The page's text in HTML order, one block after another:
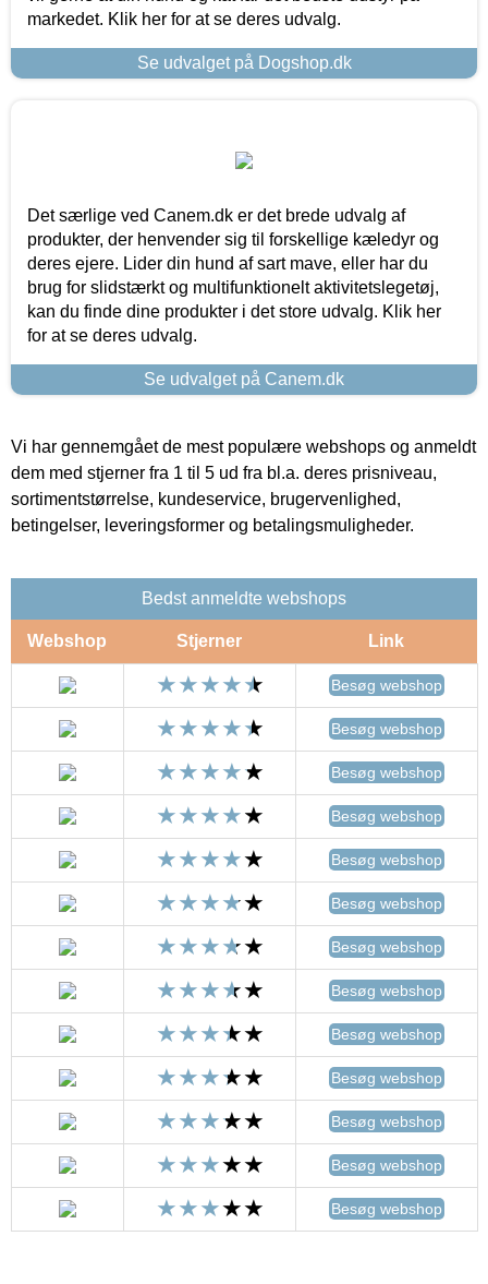
markedet. Klik her for at se deres udvalg.
Se udvalget på Dogshop.dk
Det særlige ved Canem.dk er det brede udvalg af
produkter, der henvender sig til forskellige kæledyr og
deres ejere. Lider din hund af sart mave, eller har du
brug for slidstærkt og multifunktionelt aktivitetslegetøj,
kan du finde dine produkter i det store udvalg. Klik her
for at se deres udvalg.
Se udvalget på Canem.dk
Vi har gennemgået de mest populære webshops og anmeldt
dem med stjerner fra 1 til 5 ud fra bl.a. deres prisniveau,
sortimentstørrelse, kundeservice, brugervenlighed,
betingelser, leveringsformer og betalingsmuligheder.
Bedst anmeldte webshops
Webshop Stjerner Link
Besøg webshop
Besøg webshop
Besøg webshop
Besøg webshop
Besøg webshop
Besøg webshop
Besøg webshop
Besøg webshop
Besøg webshop
Besøg webshop
Besøg webshop
Besøg webshop
Besøg webshop